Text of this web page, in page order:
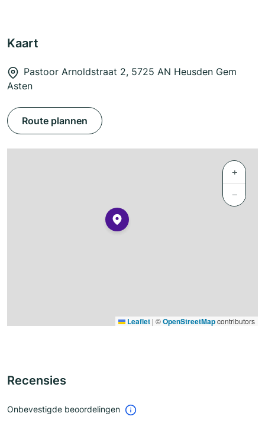
Kaart
Pastoor Arnoldstraat 2, 5725 AN Heusden Gem
Asten
Route plannen
+
−
Leaflet | ©OpenStreetMapcontributors
Recensies
Onbevestigde beoordelingen